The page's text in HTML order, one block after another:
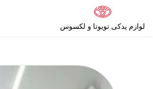
لوازم یدکی تویوتا و لکسوس